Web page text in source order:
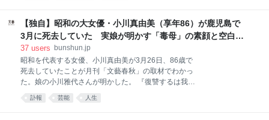
ら言われて
【独自】昭和の大女優・小川真由美（享年86）が鹿児島で
3月に死去していた 実娘が明かす「毒母」の素顔と空白の
晩年 | 文春オンライン
37 users bunshun.jp
昭和を代表する女優、小川真由美が3月26日、86歳で
死去していたことが月刊「文藝春秋」の取材でわかっ
た。娘の小川雅代さんが明かした。 『復讐するは我に
あり』『配達されない三通の手紙』で1980年に日本ア
カデミー賞最優秀助演女優賞を受賞するなど、数々の
訃報 芸能 人生